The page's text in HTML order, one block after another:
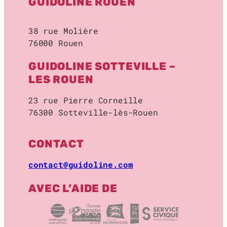
2
38 rue Molière
76000 Rouen
GUIDOLINE SOTTEVILLE –
LES ROUEN
23 rue Pierre Corneille
76300 Sotteville-lès-Rouen
CONTACT
contact@guidoline.com
AVEC L’AIDE DE